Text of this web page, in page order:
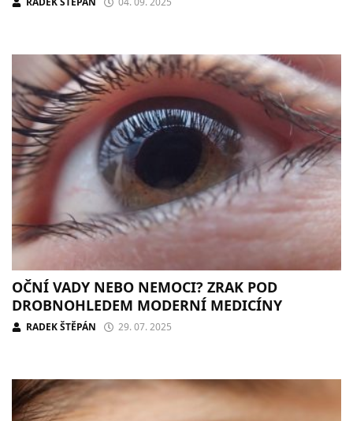
OČNÍ VADY NEBO NEMOCI? ZRAK POD
RADEK ŠTĚPÁN 29. 07. 2025